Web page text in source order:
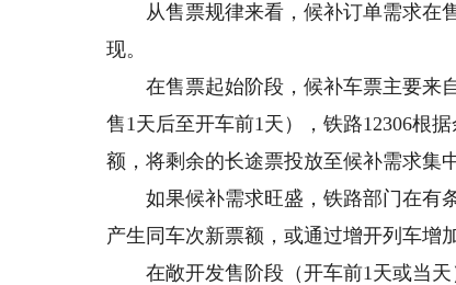
从售票规律来看，候补订单需求在售
现。
在售票起始阶段，候补车票主要来自
售1天后至开车前1天），铁路12306根
额，将剩余的长途票投放至候补需求集
如果候补需求旺盛，铁路部门在有条
产生同车次新票额，或通过增开列车增
在敞开发售阶段（开车前1天或当天